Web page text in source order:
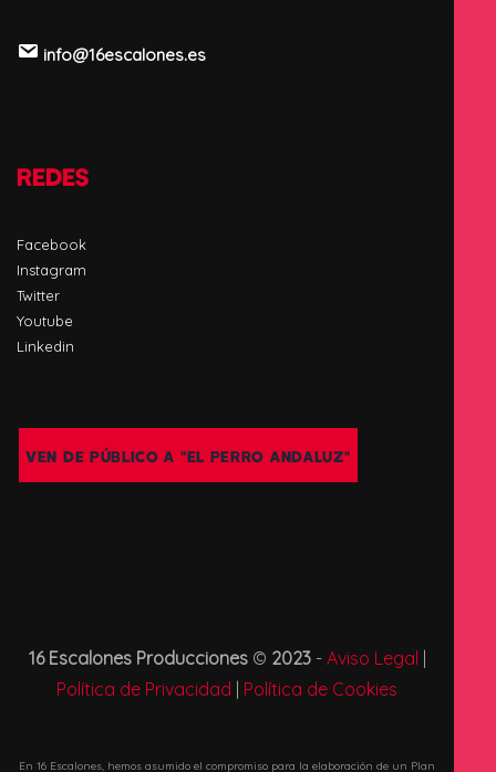
info@16escalones.es
REDES
Facebook
Instagram
Twitter
Youtube
Linkedin
VEN DE PÚBLICO A "EL PERRO ANDALUZ"
16 Escalones Producciones© 2023- Aviso Legal
Política de Privacidad
Política de Cookies
En 16 Escalones, hemos asumido el compromiso para la elaboración de un Plan